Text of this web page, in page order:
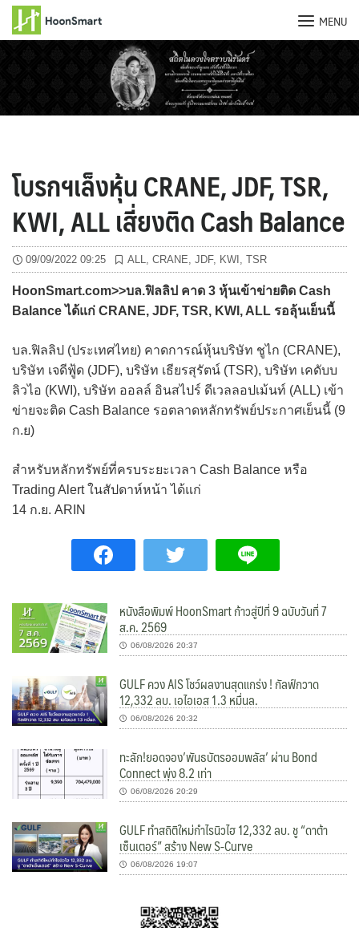
MENU
โบรกฯเล็งหุ้น CRANE, JDF, TSR,
KWI, ALL เสี่ยงติด Cash Balance
09/09/2022 09:25 ALL CRANE JDF, KWI TSR
HoonSmart.com>>บล.ฟิลลิป คาด 3 หุ้นเข้าข่ายติด Cash
Balance ได้แก่ CRANE, JDF, TSR, KWI, ALL รอลุ้นเย็นนี้
บล.ฟิลลิป (ประเทศไทย) คาดการณ์หุ้นบริษัท ชูไก (CRANE),
บริษัท เจดีฟู้ด (JDF), บริษัท เธียรสุรัตน์ (TSR), บริษัท เคดับบ
ลิวไอ (KWI), บริษัท ออลล์ อินสไปร์ ดีเวลลอปเม้นท์ (ALL) เข้า
ข่ายจะติด Cash Balance รอตลาดหลักทรัพย์ประกาศเย็นนี้ (9
ก.ย)
สำหรับหลักทรัพย์ที่ครบระยะเวลา Cash Balance หรือ
Trading Alert ในสัปดาห์หน้า ได้แก่
14 ก.ย. ARIN
หนังสือพิมพ์ HoonSmart ก้าวสู่ปีที่ 9 ฉบับวันที่ 7
ส.ค. 2569
06/08/2026 20:37
GULF ควง AIS โชว์ผลงานสุดแกร่ง ! กัลฟ์กวาด
12,332 ลบ. เอไอเอส 1.3 หมื่นล.
06/08/2026 20:32
ทะลัก!ยอดจอง’พันธบัตรออมพลัส’ ผ่าน Bond
Connect พุ่ง 8.2 เท่า
06/08/2026 20:29
GULF ทำสถิติใหม่กำไรนิวไฮ 12,332 ลบ. ชู “ดาต้า
เซ็นเตอร์” สร้าง New S-Curve
06/08/2026 19:07